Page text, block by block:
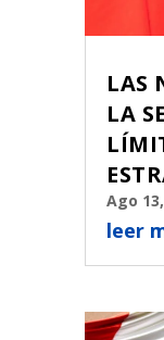
LAS
LA
Ago
leer